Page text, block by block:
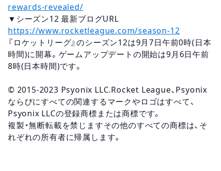
rewards-revealed/
▼シーズン12 最新ブログURL
https://www.rocketleague.com/season-12
『ロケットリーグ』のシーズン12は9月7日午前0時(日本
時間)に開幕。ゲームアップデートの開始は9月6日午前
8時(日本時間)です。
© 2015-2023 Psyonix LLC.Rocket League、Psyonix
ならびにすべての関連するマークやロゴはすべて、
Psyonix LLCの登録商標または商標です。
複製・無断転載を禁じますその他のすべての商標は、そ
れぞれの所有者に帰属します。